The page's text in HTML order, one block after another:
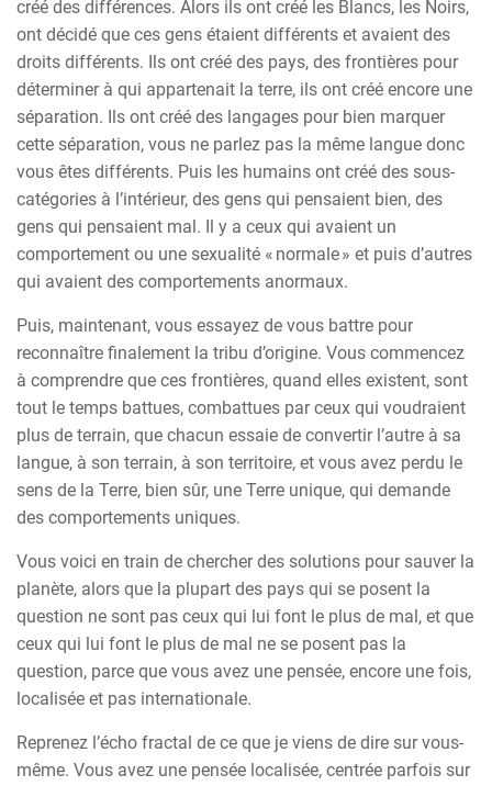
créé des différences. Alors ils ont créé les Blancs, les Noirs,
ont décidé que ces gens étaient différents et avaient des
droits différents. Ils ont créé des pays, des frontières pour
déterminer à qui appartenait la terre, ils ont créé encore une
séparation. Ils ont créé des langages pour bien marquer
cette séparation, vous ne parlez pas la même langue donc
vous êtes différents. Puis les humains ont créé des sous-
catégories à l’intérieur, des gens qui pensaient bien, des
gens qui pensaient mal. Il y a ceux qui avaient un
comportement ou une sexualité « normale » et puis d’autres
qui avaient des comportements anormaux.
Puis, maintenant, vous essayez de vous battre pour
reconnaître finalement la tribu d’origine. Vous commencez
à comprendre que ces frontières, quand elles existent, sont
tout le temps battues, combattues par ceux qui voudraient
plus de terrain, que chacun essaie de convertir l’autre à sa
langue, à son terrain, à son territoire, et vous avez perdu le
sens de la Terre, bien sûr, une Terre unique, qui demande
des comportements uniques.
Vous voici en train de chercher des solutions pour sauver la
planète, alors que la plupart des pays qui se posent la
question ne sont pas ceux qui lui font le plus de mal, et que
ceux qui lui font le plus de mal ne se posent pas la
question, parce que vous avez une pensée, encore une fois,
localisée et pas internationale.
Reprenez l’écho fractal de ce que je viens de dire sur vous-
même. Vous avez une pensée localisée, centrée parfois sur